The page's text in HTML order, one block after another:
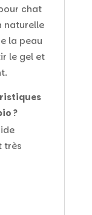
chat
naturelle
la peau
le gel et
?
très